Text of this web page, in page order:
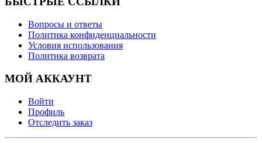
Вопросы и ответы
Политика конфиденциальности
Условия использования
Политика возврата
МОЙ АККАУНТ
Войти
Профиль
Отследить заказ